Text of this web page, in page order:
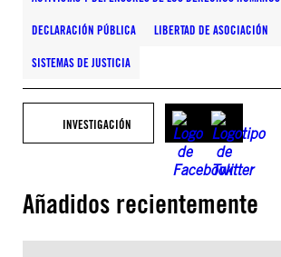
DECLARACIÓN PÚBLICA LIBERTAD DE ASOCIACIÓN
SISTEMAS DE JUSTICIA
INVESTIGACIÓN
Añadidos recientemente